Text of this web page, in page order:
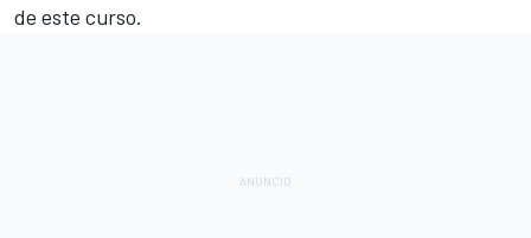
de este curso.